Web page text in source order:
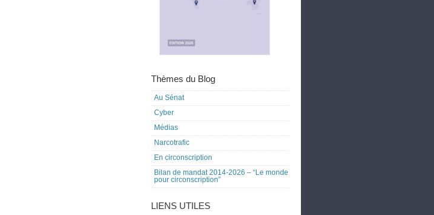
Thèmes du Blog
Au Sénat
Cyber
Médias
Narcotrafic
En circonscription
Bilan de mandat 2014-2026 – “Le monde
pour circonscription”
LIENS UTILES